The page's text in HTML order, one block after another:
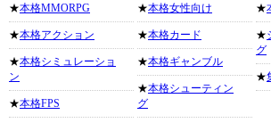
★本格MMORPG
★本格アクション
★本格シミュレーショ
ン
★本格FPS
★本格女性向け
★本格カード
★本格ギャンブル
★本格シューティン
グ
★
★
グ
★